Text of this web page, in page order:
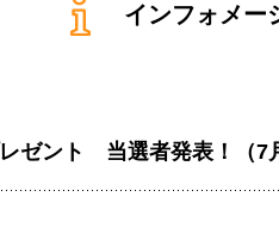
インフォメー
ゼント 当選者発表！（7